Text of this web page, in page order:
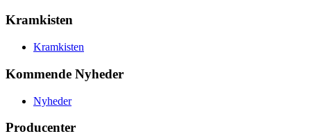
Kramkisten
Kramkisten
Kommende Nyheder
Nyheder
Producenter